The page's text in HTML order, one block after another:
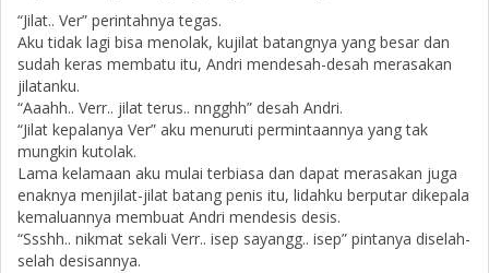
“Jilat.. Ver” perintahnya tegas.
Aku tidak lagi bisa menolak, kujilat batangnya yang besar dan
sudah keras membatu itu, Andri mendesah-desah merasakan
jilatanku.
“Aaahh.. Verr.. jilat terus.. nngghh” desah Andri.
“Jilat kepalanya Ver” aku menuruti permintaannya yang tak
mungkin kutolak.
Lama kelamaan aku mulai terbiasa dan dapat merasakan juga
enaknya menjilat-jilat batang penis itu, lidahku berputar dikepala
kemaluannya membuat Andri mendesis desis.
“Ssshh.. nikmat sekali Verr.. isep sayangg.. isep” pintanya diselah-
selah desisannya.